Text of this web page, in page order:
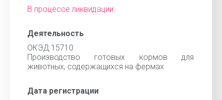
В процессе ликвидации
Деятельность
ОКЭД 15710
Производство готовых кормов для
животных, содержащихся на фермах
Дата регистрации